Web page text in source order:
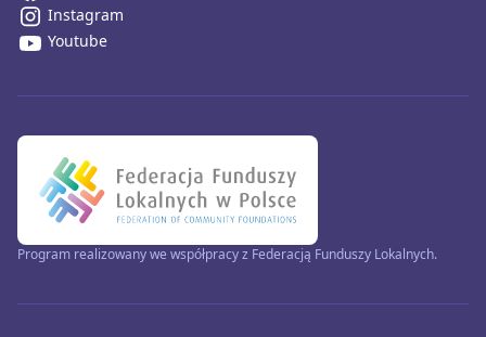
Instagram
Youtube
Program realizowany we współpracy z Federacją Funduszy Lokalnych.